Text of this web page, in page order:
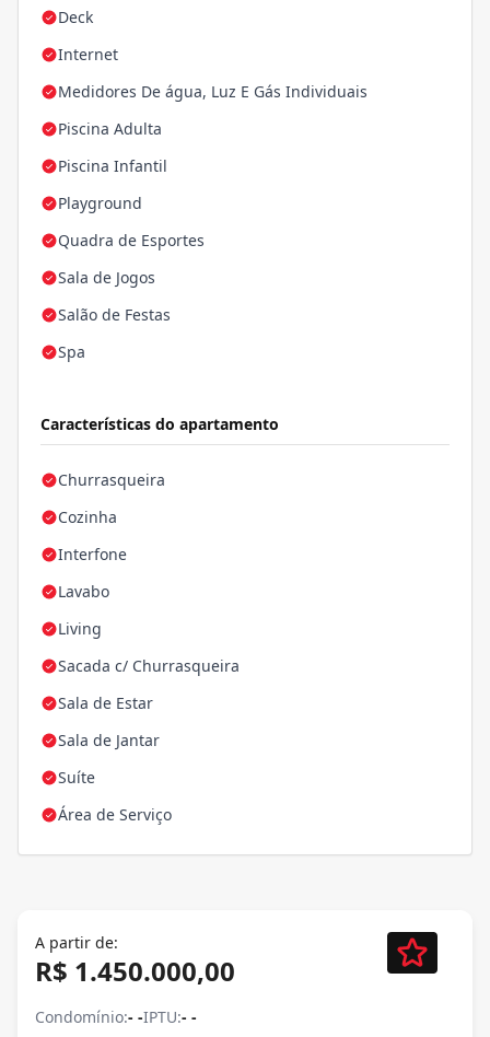
Deck
Internet
Medidores De água, Luz E Gás Individuais
Piscina Adulta
Piscina Infantil
Playground
Quadra de Esportes
Sala de Jogos
Salão de Festas
Spa
Características do apartamento
Churrasqueira
Cozinha
Interfone
Lavabo
Living
Sacada c/ Churrasqueira
Sala de Estar
Sala de Jantar
Suíte
Área de Serviço
A partir de:
R$ 1.450.000,00
Condomínio:- -IPTU:- -